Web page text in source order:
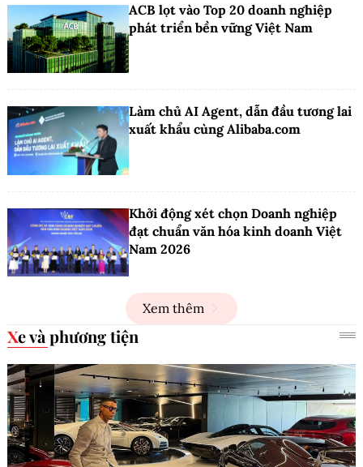
ACB lọt vào Top 20 doanh nghiệp
phát triển bền vững Việt Nam
Làm chủ AI Agent, dẫn đầu tương lai
xuất khẩu cùng Alibaba.com
Khởi động xét chọn Doanh nghiệp
đạt chuẩn văn hóa kinh doanh Việt
Nam 2026
Xem thêm
Xe và phương tiện